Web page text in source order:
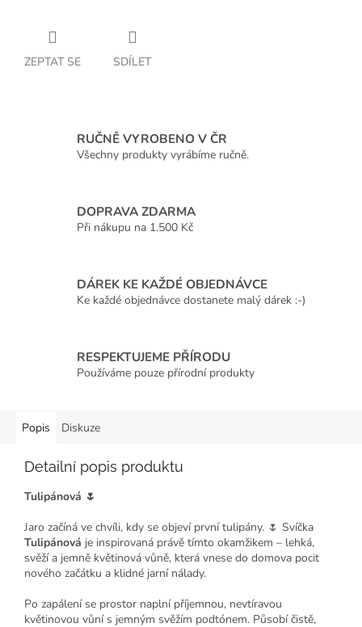
ZEPTAT SE SDÍLET
RUČNĚ VYROBENO V ČR
Všechny produkty vyrábíme ručně.
DOPRAVA ZDARMA
Při nákupu na 1.500 Kč
DÁREK KE KAŽDÉ OBJEDNÁVCE
Ke každé objednávce dostanete malý dárek :-)
RESPEKTUJEME PŘÍRODU
Používáme pouze přírodní produkty
Popis Diskuze
Detailní popis produktu
Tulipánová 🌷
Jaro začíná ve chvíli, kdy se objeví první tulipány. 🌷 Svíčka
Tulipánová je inspirovaná právě tímto okamžikem – lehká,
svěží a jemně květinová vůně, která vnese do domova pocit
nového začátku a klidné jarní nálady.
Po zapálení se prostor naplní příjemnou, nevtíravou
květinovou vůní s jemným svěžím podtónem. Působí čistě,